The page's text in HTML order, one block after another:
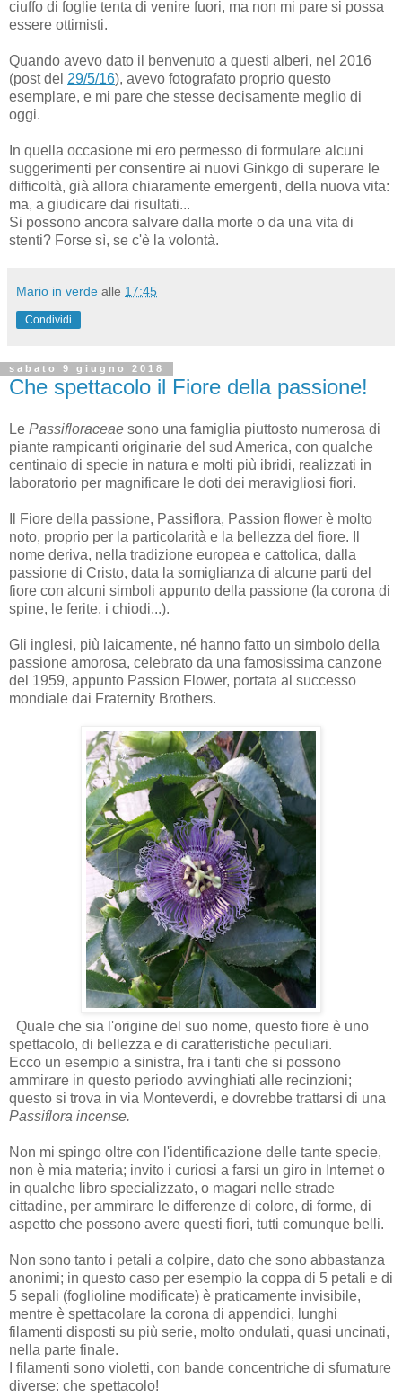
ciuffo di foglie tenta di venire fuori, ma non mi pare si possa
essere ottimisti.
Quando avevo dato il benvenuto a questi alberi, nel 2016
(post del 29/5/16), avevo fotografato proprio questo
esemplare, e mi pare che stesse decisamente meglio di
oggi.
In quella occasione mi ero permesso di formulare alcuni
suggerimenti per consentire ai nuovi Ginkgo di superare le
difficoltà, già allora chiaramente emergenti, della nuova vita:
ma, a giudicare dai risultati...
Si possono ancora salvare dalla morte o da una vita di
stenti? Forse sì, se c'è la volontà.
Mario in verde alle 17:45
Condividi
sabato 9 giugno 2018
Che spettacolo il Fiore della passione!
Le Passifloraceae sono una famiglia piuttosto numerosa di
piante rampicanti originarie del sud America, con qualche
centinaio di specie in natura e molti più ibridi, realizzati in
laboratorio per magnificare le doti dei meravigliosi fiori.
Il Fiore della passione, Passiflora, Passion flower è molto
noto, proprio per la particolarità e la bellezza del fiore. Il
nome deriva, nella tradizione europea e cattolica, dalla
passione di Cristo, data la somiglianza di alcune parti del
fiore con alcuni simboli appunto della passione (la corona di
spine, le ferite, i chiodi...).
Gli inglesi, più laicamente, né hanno fatto un simbolo della
passione amorosa, celebrato da una famosissima canzone
del 1959, appunto Passion Flower, portata al successo
mondiale dai Fraternity Brothers.
Quale che sia l'origine del suo nome, questo fiore è uno
spettacolo, di bellezza e di caratteristiche peculiari.
Ecco un esempio a sinistra, fra i tanti che si possono
ammirare in questo periodo avvinghiati alle recinzioni;
questo si trova in via Monteverdi, e dovrebbe trattarsi di una
Passiflora incense.
Non mi spingo oltre con l'identificazione delle tante specie,
non è mia materia; invito i curiosi a farsi un giro in Internet o
in qualche libro specializzato, o magari nelle strade
cittadine, per ammirare le differenze di colore, di forme, di
aspetto che possono avere questi fiori, tutti comunque belli.
Non sono tanto i petali a colpire, dato che sono abbastanza
anonimi; in questo caso per esempio la coppa di 5 petali e di
5 sepali (foglioline modificate) è praticamente invisibile,
mentre è spettacolare la corona di appendici, lunghi
filamenti disposti su più serie, molto ondulati, quasi uncinati,
nella parte finale.
I filamenti sono violetti, con bande concentriche di sfumature
diverse: che spettacolo!